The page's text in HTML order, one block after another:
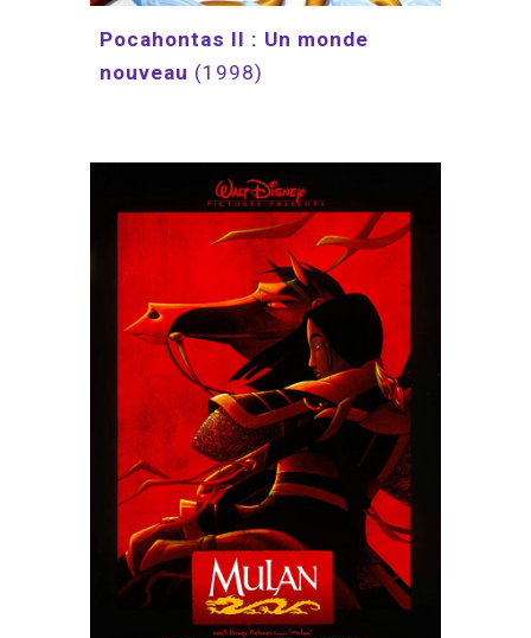
Pocahontas II : Un monde
nouveau (1998)